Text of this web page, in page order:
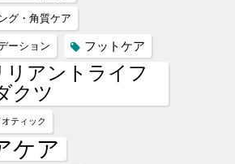
グ・角質ケア
ーション フットケア
リアントライフ
クツ
ティック
ケア